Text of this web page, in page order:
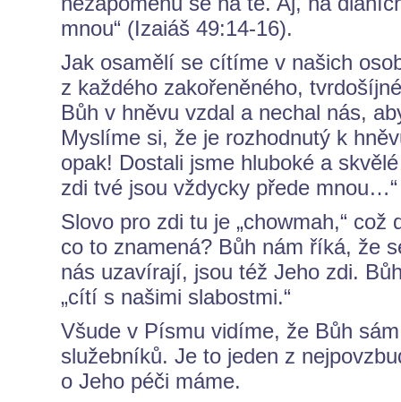
mnou“ (Izaiáš 49:14-16).
Jak osamělí se cítíme v našich
z každého zakořeněného,
Bůh v hněvu vzdal a nechal nás,
Myslíme si, že je rozhodnutý k
opak! Dostali jsme hluboké a
zdi tvé jsou vždycky přede mnou…“
Slovo pro zdi tu je „chowmah,“ což
co to znamená? Bůh nám říká, že
nás uzavírají, jsou též Jeho zdi.
„cítí s našimi slabostmi.“
Všude v Písmu vidíme, že Bůh
služebníků. Je to jeden z
o Jeho péči máme.